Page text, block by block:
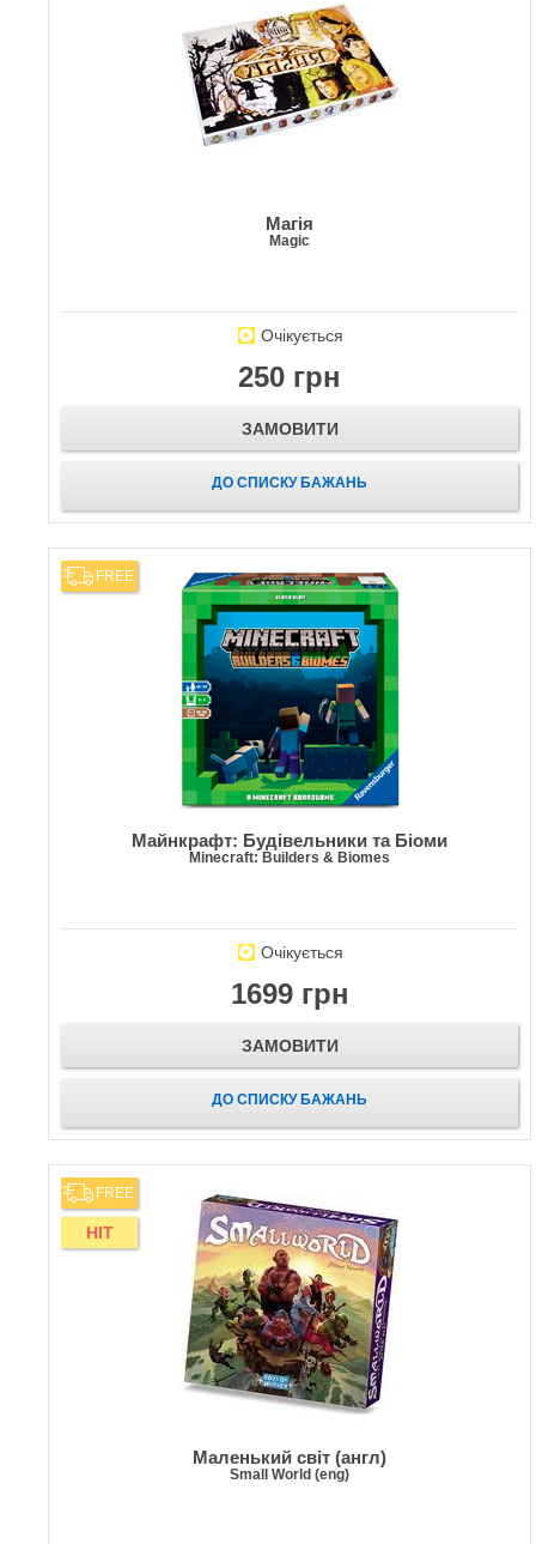
Магія
Magic
Очікується
250 грн
ЗАМОВИТИ
ДО СПИСКУ БАЖАНЬ
FREE
Майнкрафт: Будівельники та Біоми
Minecraft: Builders & Biomes
Очікується
1699 грн
ЗАМОВИТИ
ДО СПИСКУ БАЖАНЬ
FREE
HIT
Маленький світ (англ)
Small World (eng)